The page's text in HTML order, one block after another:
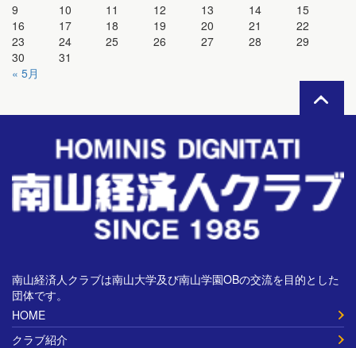
9
10 11 12 13 14
15
16
17 18 19 20 21
22
23
24 25 26 27 28
29
30
31
« 5月
南山経済人クラブは南山大学及び南山学園OBの交流を目的とした
団体です。
HOME
クラブ紹介